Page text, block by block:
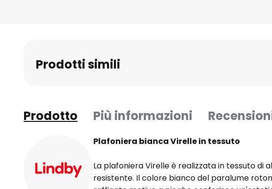
Prodotti simili
Prodotto Più informazioni
Plafoniera bianca Virelle in tessuto
La plafoniera Virelle è realizzata in tessuto di
resistente. Il colore bianco del paralume